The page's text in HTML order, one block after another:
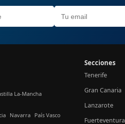
La-Mancha
Navarra País Vasco
Secciones
Tenerife
Gran Canaria
Lanzarote
Fuerteventura